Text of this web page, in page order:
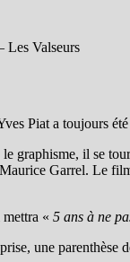
Les Valseurs
Piat a toujours
graphisme, il se
Garrel. Le
« 5 ans à ne
une